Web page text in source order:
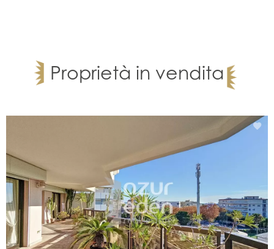
Proprietà in vendita